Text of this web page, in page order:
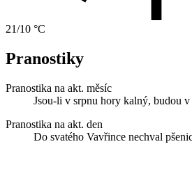
21/10 °C
Pranostiky
Pranostika na akt. měsíc
Jsou-li v srpnu hory kalný, budou
Pranostika na akt. den
Do svatého Vavřince nechval